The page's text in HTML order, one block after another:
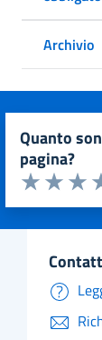
Archivio
quanto sono chiare le informazioni su questa
pagina?
Valuta da 1 a 5
Valuta 2
Valuta 1